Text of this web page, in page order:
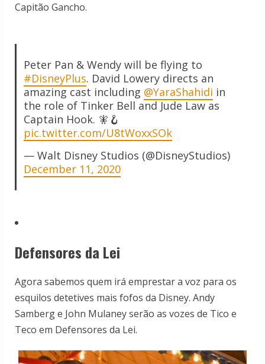
Capitão Gancho.
Peter Pan & Wendy will be flying to
#DisneyPlus. David Lowery directs an
amazing cast including @YaraShahidi in
the role of Tinker Bell and Jude Law as
Captain Hook. 🧚🪝
pic.twitter.com/U8tWoxxSOk
— Walt Disney Studios (@DisneyStudios)
December 11, 2020
Defensores da Lei
Agora sabemos quem irá emprestar a voz para os
esquilos detetives mais fofos da Disney. Andy
Samberg e John Mulaney serão as vozes de Tico e
Teco em Defensores da Lei.